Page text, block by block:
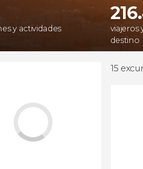
y actividades
viajeros
destino
15